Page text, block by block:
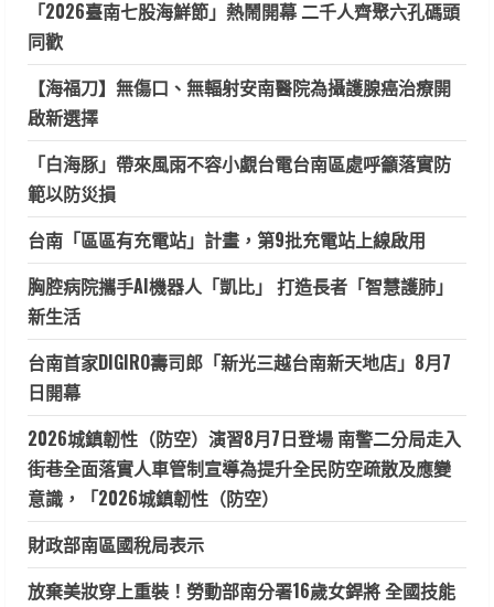
「2026臺南七股海鮮節」熱鬧開幕 二千人齊聚六孔碼頭
同歡
【海福刀】無傷口、無輻射安南醫院為攝護腺癌治療開
啟新選擇
「白海豚」帶來風雨不容小覷台電台南區處呼籲落實防
範以防災損
台南「區區有充電站」計畫，第9批充電站上線啟用
胸腔病院攜手AI機器人「凱比」 打造長者「智慧護肺」
新生活
台南首家DIGIRO壽司郎「新光三越台南新天地店」8月7
日開幕
2026城鎮韌性（防空）演習8月7日登場 南警二分局走入
街巷全面落實人車管制宣導為提升全民防空疏散及應變
意識，「2026城鎮韌性（防空）
財政部南區國稅局表示
放棄美妝穿上重裝！勞動部南分署16歲女銲將 全國技能